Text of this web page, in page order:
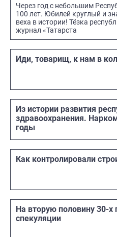
Через год с небольшим
100 лет. Юбилей круглый и
веха в истории! Тёзка
журнал «Татарста
Иди, товарищ, к нам в
Из истории развития
здравоохранения.
годы
Как контролировали
На вторую половину 30-х
спекуляции